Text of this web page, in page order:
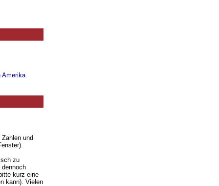
Amerika
Zahlen und
zu
kurz eine
kann). Vielen